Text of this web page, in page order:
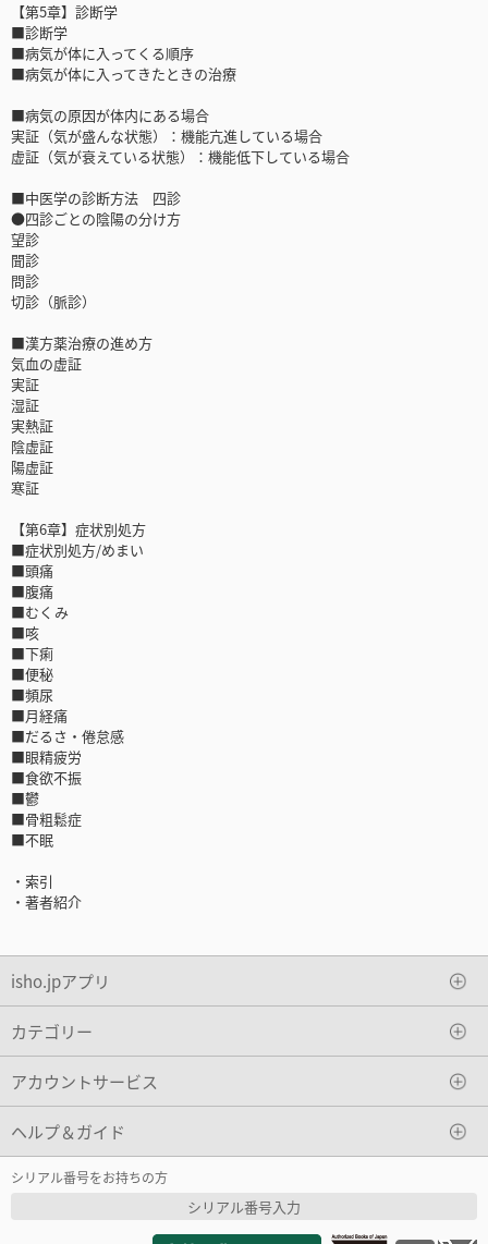
【第5章】診断学
■診断学
■病気が体に入ってくる順序
■病気が体に入ってきたときの治療
■病気の原因が体内にある場合
実証（気が盛んな状態）：機能亢進している場合
虚証（気が衰えている状態）：機能低下している場合
■中医学の診断方法 四診
●四診ごとの陰陽の分け方
望診
聞診
問診
切診（脈診）
■漢方薬治療の進め方
気血の虚証
実証
湿証
実熱証
陰虚証
陽虚証
寒証
【第6章】症状別処方
■症状別処方/めまい
■頭痛
■腹痛
■むくみ
■咳
■下痢
■便秘
■頻尿
■月経痛
■だるさ・倦怠感
■眼精疲労
■食欲不振
■鬱
■骨粗鬆症
■不眠
・索引
・著者紹介
isho.jpアプリ
カテゴリー
アカウントサービス
ヘルプ＆ガイド
シリアル番号をお持ちの方
シリアル番号入力